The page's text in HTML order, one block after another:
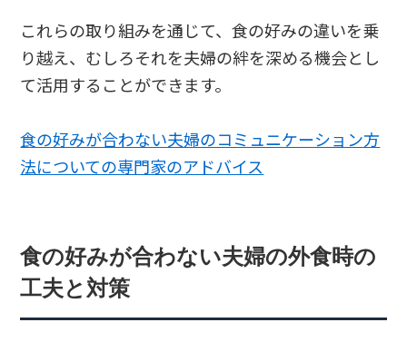
これらの取り組みを通じて、食の好みの違いを乗
り越え、むしろそれを夫婦の絆を深める機会とし
て活用することができます。
食の好みが合わない夫婦のコミュニケーション方
法についての専門家のアドバイス
食の好みが合わない夫婦の外食時の
工夫と対策